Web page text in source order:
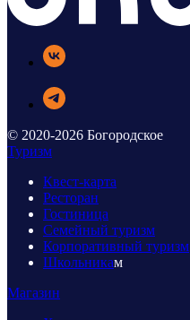
© 2020-2026 Богородское
Туризм
Квест-карта
Ресторан
Гостиница
Семейный туризм
Корпоративный туризм
Школьникам
Магазин